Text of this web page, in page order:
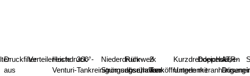
Druckfilter
aus
VerteilerleisteHochdruck-
Venturi-
360°-
Tankreinigungsdüse,
Niederdruck-
Strömungsrührwerk
Rührwerk
abschaltbar
2
Tanköffnungen
Kurzdrehdeichsel,
Unterlenkeranhängung
Doppeldüsen
mit
ATR-